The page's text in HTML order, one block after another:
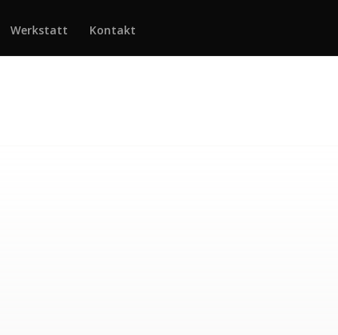
Werkstatt Kontakt